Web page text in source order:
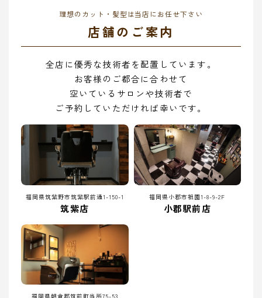
理想のカット・髪型は当店にお任せ下さい
店舗のご案内
全店に優秀な技術者を配置しています。
お客様のご都合に合わせて
空いているサロンや技術者で
ご予約していただければ幸いです。
福岡県筑紫野市筑紫駅前通1-150-1
筑紫店
福岡県小郡市祇園1-8-9-2F
小郡駅前店
福岡県朝倉郡筑前町当所75-53